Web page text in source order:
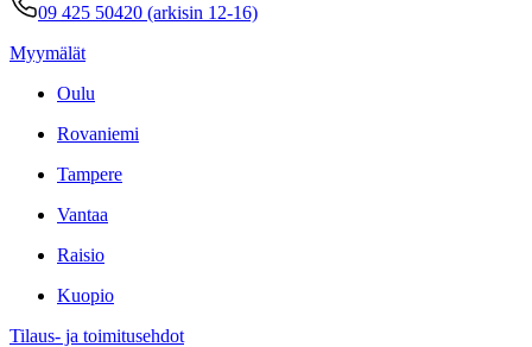
09 425 50420 (arkisin 12-16)
Myymälät
Oulu
Rovaniemi
Tampere
Vantaa
Raisio
Kuopio
Tilaus- ja toimitusehdot